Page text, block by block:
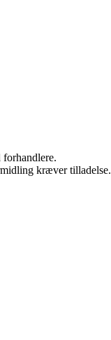
kræver tilladelse.